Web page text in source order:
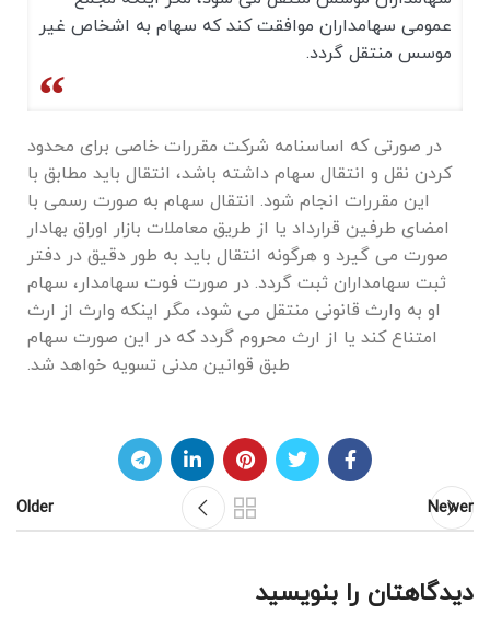
عمومی سهامداران موافقت کند که سهام به اشخاص غیر
موسس منتقل گردد.
در صورتی که اساسنامه شرکت مقررات خاصی برای محدود
کردن نقل و انتقال سهام داشته باشد، انتقال باید مطابق با
این مقررات انجام شود. انتقال سهام به ‌صورت رسمی با
امضای طرفین قرارداد یا از طریق معاملات بازار اوراق بهادار
صورت می‌ گیرد و هرگونه انتقال باید به‌ طور دقیق در دفتر
ثبت سهامداران ثبت گردد. در صورت فوت سهامدار، سهام
او به وارث قانونی منتقل می‌ شود، مگر اینکه وارث از ارث
امتناع کند یا از ارث محروم گردد که در این صورت سهام
طبق قوانین مدنی تسویه خواهد شد.
Newer
Older
دیدگاهتان را بنویسید